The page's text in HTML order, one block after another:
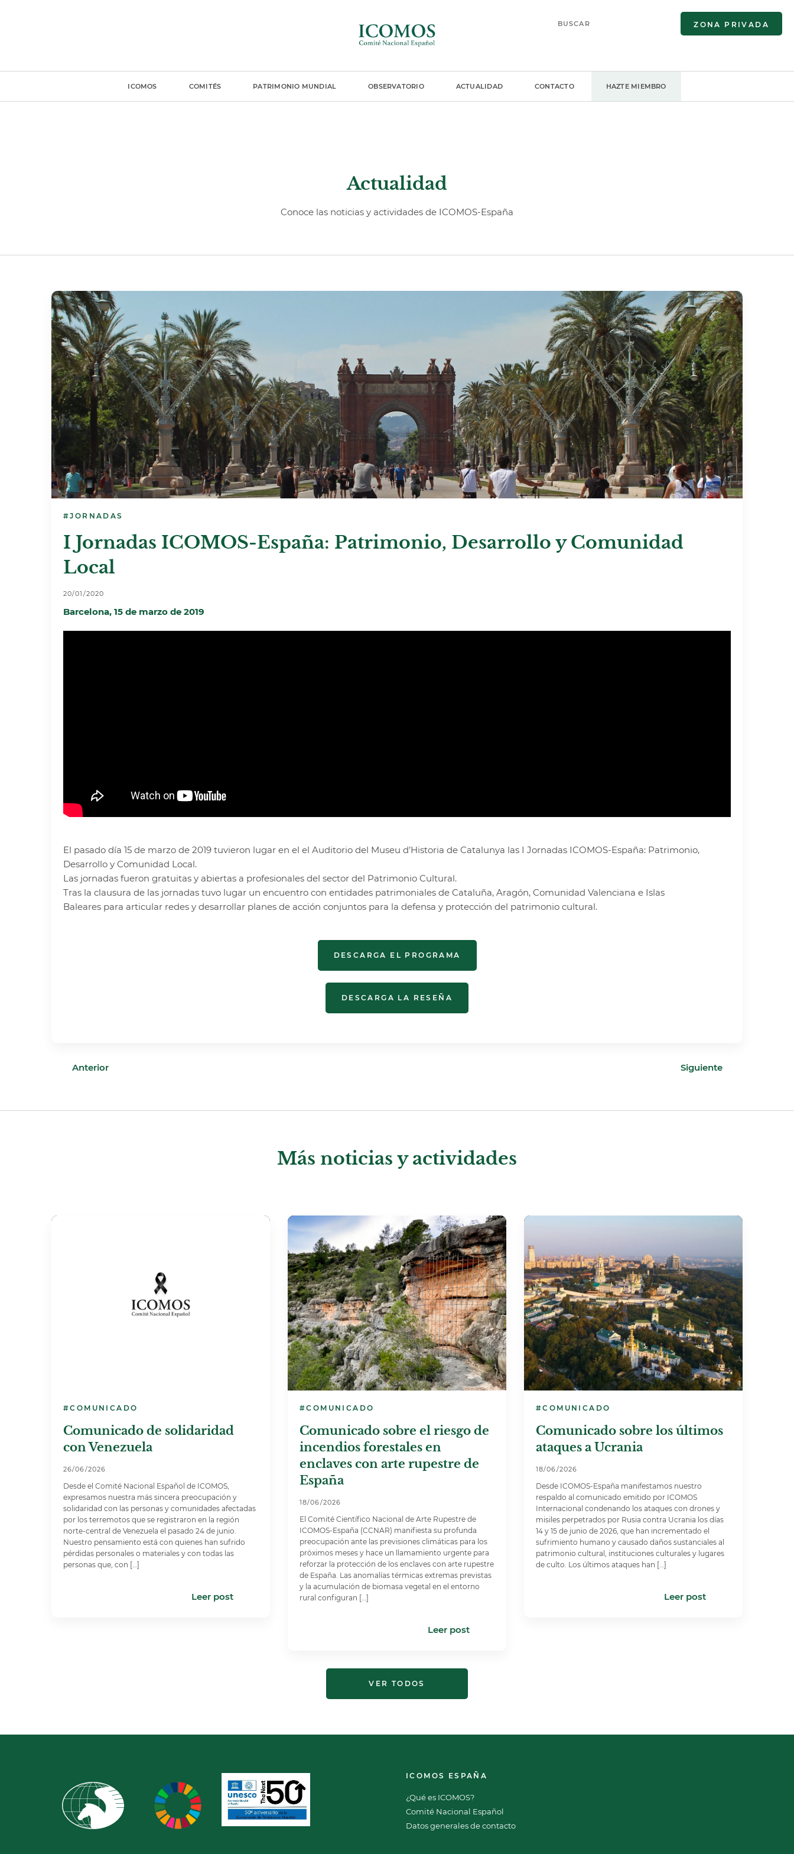
ZONA PRIVADA
ICOMOS COMITÉS PATRIMONIO MUNDIAL OBSERVATORIO ACTUALIDAD CONTACTO HAZTE MIEMBRO
Actualidad
Conoce las noticias y actividades de ICOMOS-España
#JORNADAS
I Jornadas ICOMOS-España: Patrimonio, Desarrollo y Comunidad
Local
20/01/2020
Barcelona, 15 de marzo de 2019
El pasado día 15 de marzo de 2019 tuvieron lugar en el el Auditorio del Museu d’Historia de Catalunya las I Jornadas ICOMOS-España: Patrimonio,
Desarrollo y Comunidad Local.
Las jornadas fueron gratuitas y abiertas a profesionales del sector del Patrimonio Cultural.
Tras la clausura de las jornadas tuvo lugar un encuentro con entidades patrimoniales de Cataluña, Aragón, Comunidad Valenciana e Islas
Baleares para articular redes y desarrollar planes de acción conjuntos para la defensa y protección del patrimonio cultural.
DESCARGA EL PROGRAMA
DESCARGA LA RESEÑA
Anterior Siguiente
Más noticias y actividades
#COMUNICADO
Comunicado de solidaridad
con Venezuela
26/06/2026
Desde el Comité Nacional Español de ICOMOS,
expresamos nuestra más sincera preocupación y
solidaridad con las personas y comunidades afectadas
por los terremotos que se registraron en la región
norte-central de Venezuela el pasado 24 de junio.
Nuestro pensamiento está con quienes han sufrido
pérdidas personales o materiales y con todas las
personas que, con […]
Leer post
#COMUNICADO
Comunicado sobre el riesgo de
incendios forestales en
enclaves con arte rupestre de
España
18/06/2026
El Comité Científico Nacional de Arte Rupestre de
ICOMOS-España (CCNAR) manifiesta su profunda
preocupación ante las previsiones climáticas para los
próximos meses y hace un llamamiento urgente para
reforzar la protección de los enclaves con arte rupestre
de España. Las anomalías térmicas extremas previstas
y la acumulación de biomasa vegetal en el entorno
rural configuran […]
Leer post
#COMUNICADO
Comunicado sobre los últimos
ataques a Ucrania
18/06/2026
Desde ICOMOS-España manifestamos nuestro
respaldo al comunicado emitido por ICOMOS
Internacional condenando los ataques con drones y
misiles perpetrados por Rusia contra Ucrania los días
14 y 15 de junio de 2026, que han incrementado el
sufrimiento humano y causado daños sustanciales al
patrimonio cultural, instituciones culturales y lugares
de culto. Los últimos ataques han […]
Leer post
VER TODOS
ICOMOS ESPAÑA
¿Qué es ICOMOS?
Comité Nacional Español
Datos generales de contacto